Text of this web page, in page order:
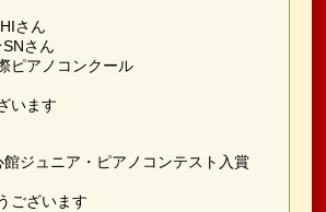
さん
さん
ピアノコンクール
います
ジュニア・ピアノコンテスト入賞
ございます